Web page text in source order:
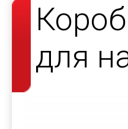
для